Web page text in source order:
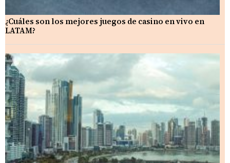
¿Cuáles son los mejores juegos de casino en vivo en
LATAM?